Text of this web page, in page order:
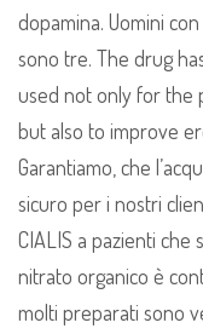
dopamina. Uomini
sono tre. The drug
used not only for the
but also to improve
Garantiamo, che
sicuro per i nostri
CIALIS a pazienti che
nitrato organico è
molti preparati sono